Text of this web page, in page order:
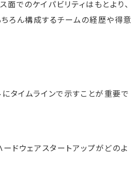
でのケイパビリティはもとより、
ろん構成するチームの経歴や得意
タイムラインで示すことが重要で
ドウェアスタートアップがどのよ